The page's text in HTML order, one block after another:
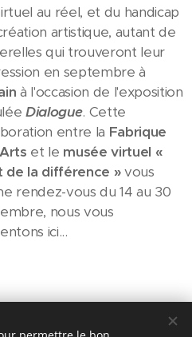
au réel, et du handicap
artistique, autant de
qui trouveront leur
en septembre à
à l'occasion de l'exposition
Dialogue. Cette
entre la Fabrique
et le musée virtuel «
de la différence »vous
rendez-vous du 14 au 30
nous vous
ici...